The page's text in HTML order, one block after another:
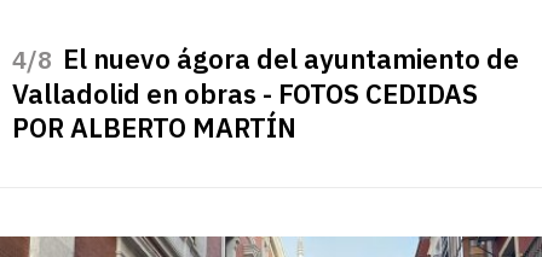
/8 El nuevo ágora del ayuntamiento de
Valladolid en obras - FOTOS CEDIDAS
POR ALBERTO MARTÍN